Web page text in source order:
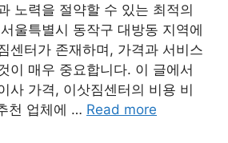
노력을 절약할 수 있는 최적의
울특별시 동작구 대방동 지역에
센터가 존재하며, 가격과 서비스
이 매우 중요합니다. 이 글에서
사 가격, 이삿짐센터의 비용 비
천 업체에 … Read more